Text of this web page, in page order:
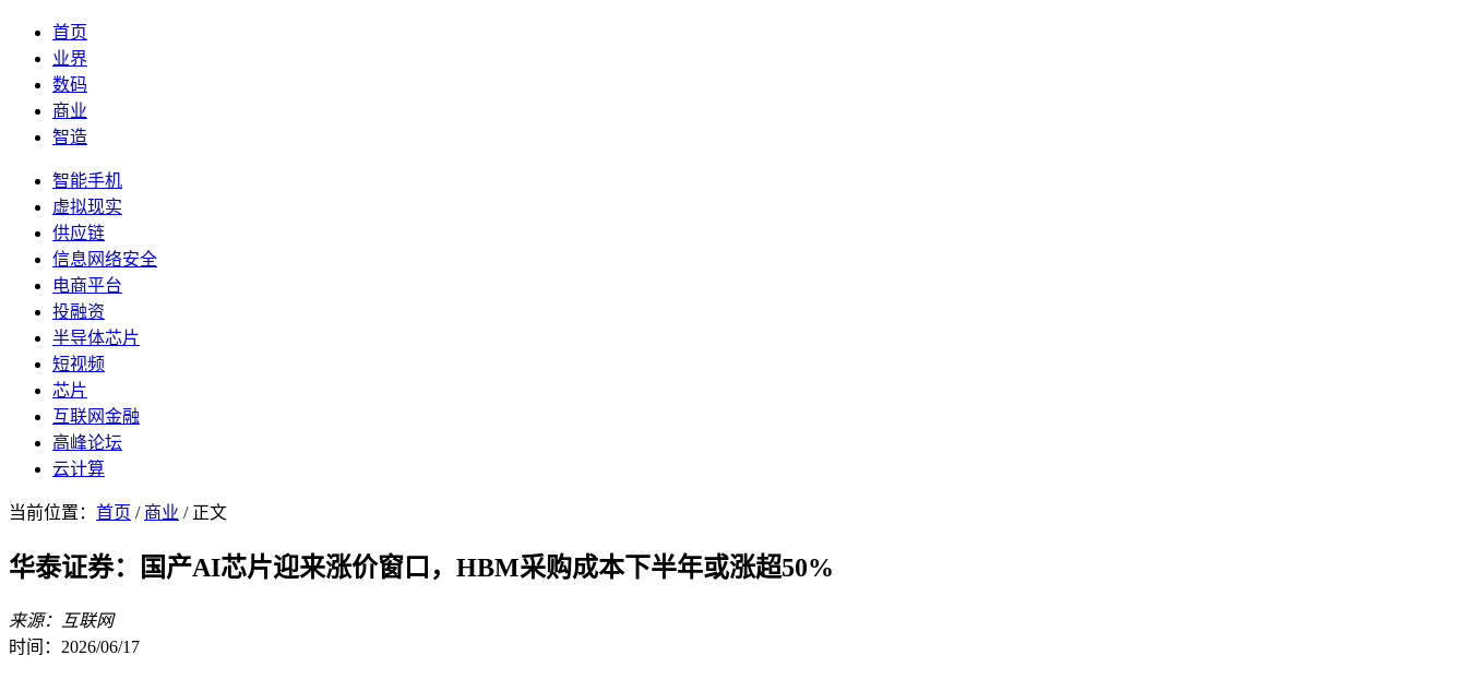
首页
业界
数码
商业
智造
智能手机
虚拟现实
供应链
信息网络安全
电商平台
投融资
半导体芯片
短视频
芯片
互联网金融
高峰论坛
云计算
当前位置： 首页 / 商业 / 正文
华泰证券：国产AI芯片迎来涨价窗口，HBM采购成本下半年或涨超50%
来源：互联网
时间：2026/06/17